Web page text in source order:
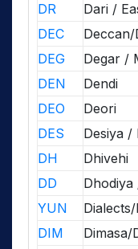
DR
Dari /
DEC
Deccan/
DEG
Degar /
DEN
Dendi
DEO
Deori
DES
Desiya /
DH
Dhivehi
DD
Dhodiya
YUN
DIM
Dimasa/